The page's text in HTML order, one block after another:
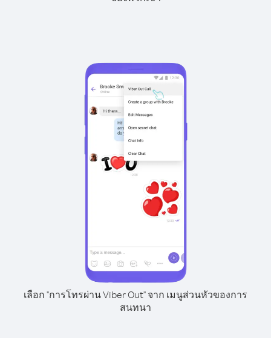
เลือก "การโทรผ่าน Viber Out" จาก เมนูส่วนหัวของการ
สนทนา